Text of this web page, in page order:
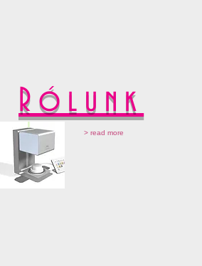
Rólunk
> read more